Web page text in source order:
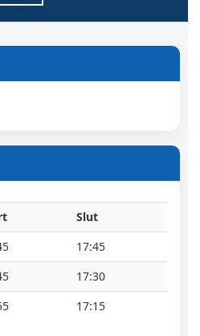
Slut
17:45
17:30
17:15